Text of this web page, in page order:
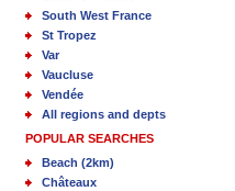
South West France
St Tropez
Var
Vaucluse
Vendée
All regions and depts
POPULAR SEARCHES
Beach (2km)
Châteaux